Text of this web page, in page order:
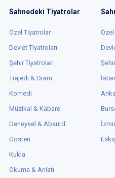
Sahnedeki Tiyatrolar
Özel Tiyatrolar
Devlet Tiyatroları
Şehir Tiyatroları
Trajedi & Dram
Komedi
Müzikal & Kabare
Deneysel & Absürd
Gösteri
Kukla
Okuma & Anlatı